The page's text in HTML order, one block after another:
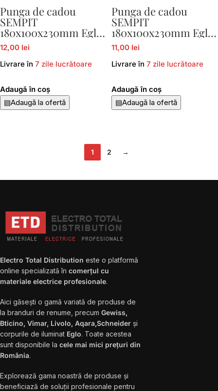
Punga de cadou
SEMPIT
180x100x230mm Eglo
429025
12,00 lei
Livrare în 7 zile lucrătoare
Adaugă în coș
▤Adaugă la ofertă
Punga de cadou
SEMPIT
180x100x230mm Eglo
429027
11,00 lei
Livrare în 7 zile lucrătoare
Adaugă în coș
▤Adaugă la ofertă
1 2 →
Electro Total Distribution este o platformă
online specializată în comerțul cu
materiale electrice profesionale.
Aici găsești o gamă variată de produse de
la branduri de renume, precum Gewiss,
Bticino, Vimar, Livolo, Aqara,Schneider și
corpurile de iluminat Eglo. Toate acestea
sunt disponibile la cele mai mici prețuri din
România.
Explorează gama noastră de produse și
beneficiază de soluții profesionale pentru